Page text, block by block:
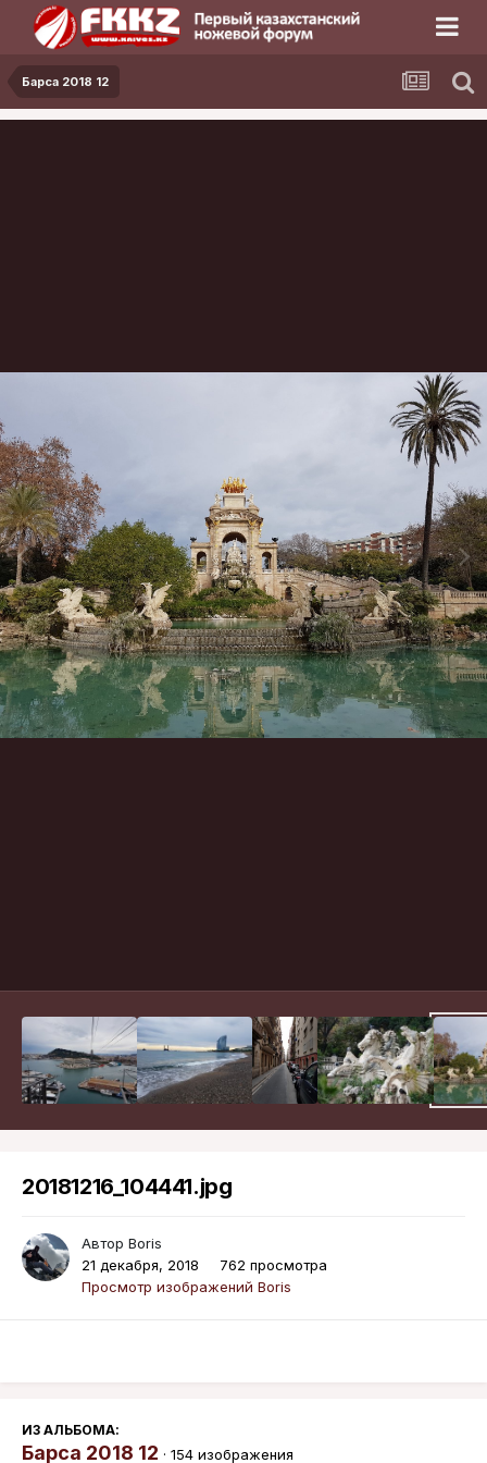
Барса 2018 12
20181216_104441.jpg
Автор Boris
21 декабря, 2018
762 просмотра
Просмотр изображений Boris
ИЗ АЛЬБОМА:
Барса 2018 12 · 154 изображения